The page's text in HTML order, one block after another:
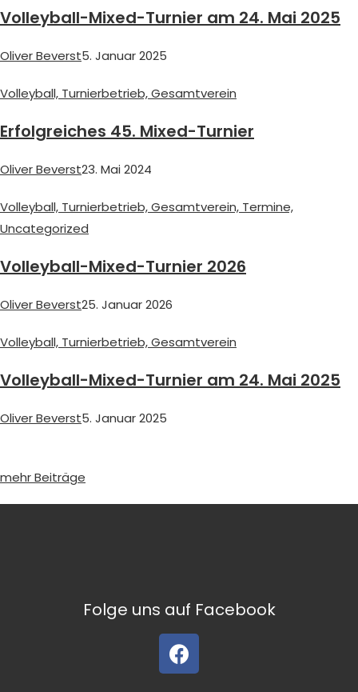
Volleyball-Mixed-Turnier am 24. Mai 2025
Oliver Beverst5. Januar 2025
Volleyball, Turnierbetrieb,Gesamtverein
Erfolgreiches 45. Mixed-Turnier
Oliver Beverst23. Mai 2024
Volleyball, Turnierbetrieb,Gesamtverein, Termine,
Uncategorized
Volleyball-Mixed-Turnier 2026
Oliver Beverst25. Januar 2026
Volleyball, Turnierbetrieb,Gesamtverein
Volleyball-Mixed-Turnier am 24. Mai 2025
Oliver Beverst5. Januar 2025
mehr Beiträge
Folge uns auf Facebook